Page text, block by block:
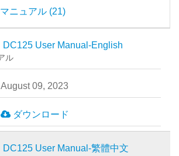
ニュアル (21)
DC125 User Manual-English
ル
August 09, 2023
ダウンロード
DC125 User Manual-繁體中文